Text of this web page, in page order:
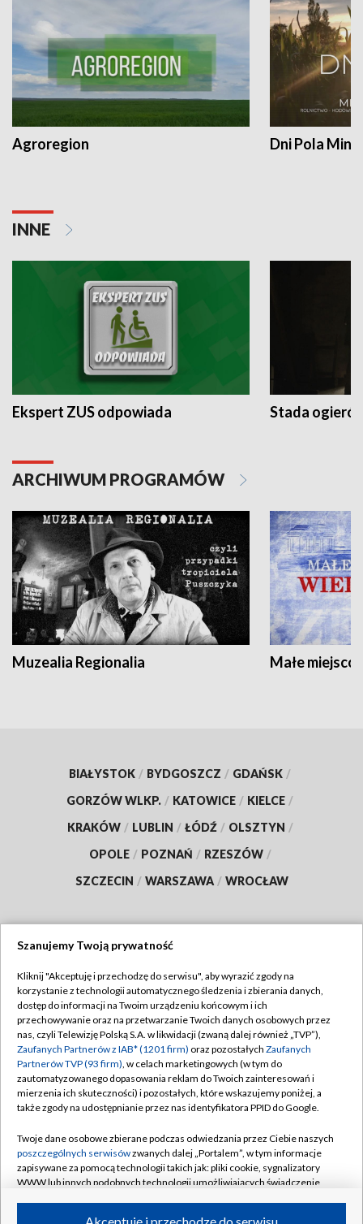
Agroregion Dni Pola
INNE
Ekspert ZUS odpowiada Stada
ARCHIWUM PROGRAMÓW
Muzealia Regionalia Małe
BIAŁYSTOK / BYDGOSZCZ / GDAŃSK /
GORZÓW WLKP. / KATOWICE / KIELCE /
KRAKÓW / LUBLIN / ŁÓDŹ / OLSZTYN /
OPOLE / POZNAŃ / RZESZÓW /
SZCZECIN / WARSZAWA / WROCŁAW
TVP
Abonament TVP
Emisja w TVP
Centrum informacji TVP
Naziemna Telewizja Cyfrowa
Rada Programowa
System NOS
Informacje o nadawcy
Regulamin TVP
Polityka prywatności
Moje zgody
Pomoc
Kontakt
Kanały
Szanujemy Twoją prywatność
Kliknij "Akceptuję i przechodzę do serwisu", aby wyrazić zgody na
korzystanie z technologii automatycznego śledzenia i zbierania danych,
dostęp do informacji na Twoim urządzeniu końcowym i ich
przechowywanie oraz na przetwarzanie Twoich danych osobowych przez
nas, czyli Telewizję Polską S.A. w likwidacji (zwaną dalej również „TVP”),
Zaufanych Partnerów z IAB* (1201 firm) oraz pozostałych Zaufanych
Partnerów TVP (93 firm), w celach marketingowych (w tym do
zautomatyzowanego dopasowania reklam do Twoich zainteresowań i
mierzenia ich skuteczności) i pozostałych, które wskazujemy poniżej, a
także zgody na udostępnianie przez nas identyfikatora PPID do Google.
Twoje dane osobowe zbierane podczas odwiedzania przez Ciebie naszych
poszczególnych serwisówzwanych dalej „Portalem”, w tym informacje
zapisywane za pomocą technologii takich jak: pliki cookie, sygnalizatory
WWW lub innych podobnych technologii umożliwiających świadczenie